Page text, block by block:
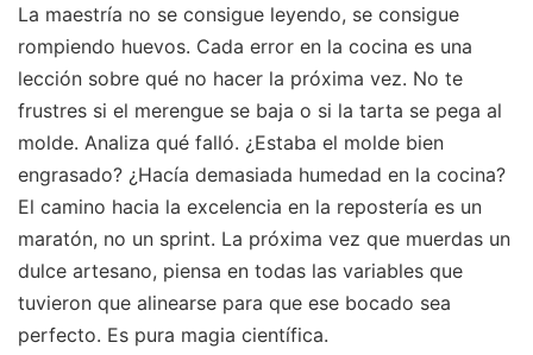
La maestría no se consigue leyendo, se consigue
rompiendo huevos. Cada error en la cocina es una
lección sobre qué no hacer la próxima vez. No te
frustres si el merengue se baja o si la tarta se pega al
molde. Analiza qué falló. ¿Estaba el molde bien
engrasado? ¿Hacía demasiada humedad en la cocina?
El camino hacia la excelencia en la repostería es un
maratón, no un sprint. La próxima vez que muerdas un
dulce artesano, piensa en todas las variables que
tuvieron que alinearse para que ese bocado sea
perfecto. Es pura magia científica.